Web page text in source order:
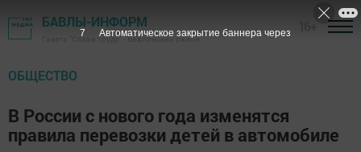
БАВЛЫ-ИНФОРМ
Газета "Слава труду" - Бавлинский район
ОБЩЕСТВО
В России с нового года изменятся
правила перевозки детей в автомобиле
6 Автоматическое закрытие баннера через